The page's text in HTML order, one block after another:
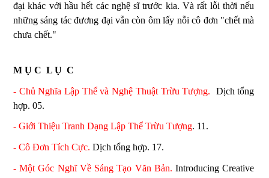
đại khác với hầu hết các nghệ sĩ trước kia. Và rất lỗi thời nếu
những sáng tác đương đại vẫn còn ôm lấy nỗi cô đơn "chết mà
chưa chết."
M Ụ C L Ụ C
- Chủ Nghĩa Lập Thể và Nghệ Thuật Trừu Tượng.
Dịch tổng
hợp. 05.
- Giới Thiệu Tranh Dạng Lập Thể Trừu Tượng. 11.
- Cô Đơn Tích Cực. Dịch tổng hợp. 17.
- Một Góc Nghĩ Về Sáng Tạo Văn Bản. Introducing Creative